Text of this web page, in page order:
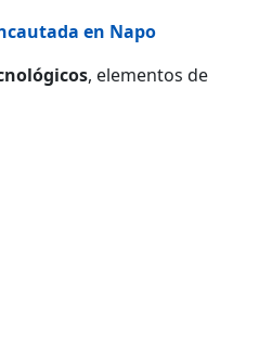
en Napo
, elementos de